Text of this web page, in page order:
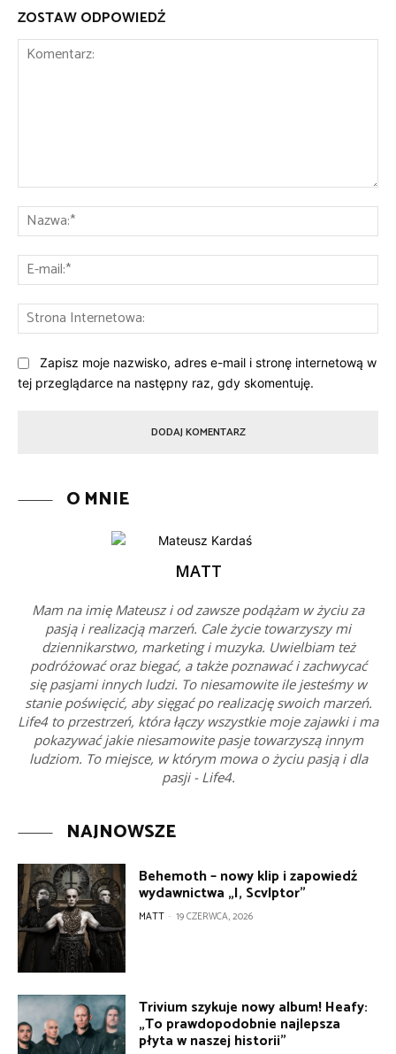
ZOSTAW ODPOWIEDŹ
Zapisz moje nazwisko, adres e-mail i stronę internetową w
tej przeglądarce na następny raz, gdy skomentuję.
O MNIE
MATT
Mam na imię Mateusz i od zawsze podążam w życiu za
pasją i realizacją marzeń. Cale życie towarzyszy mi
dziennikarstwo, marketing i muzyka. Uwielbiam też
podróżować oraz biegać, a także poznawać i zachwycać
się pasjami innych ludzi. To niesamowite ile jesteśmy w
stanie poświęcić, aby sięgać po realizację swoich marzeń.
Life4 to przestrzeń, która łączy wszystkie moje zajawki i ma
pokazywać jakie niesamowite pasje towarzyszą innym
ludziom. To miejsce, w którym mowa o życiu pasją i dla
pasji - Life4.
NAJNOWSZE
Behemoth – nowy klip i zapowiedź
wydawnictwa „I, Scvlptor”
MATT - 19 CZERWCA, 2026
Trivium szykuje nowy album! Heafy:
„To prawdopodobnie najlepsza
płyta w naszej historii”